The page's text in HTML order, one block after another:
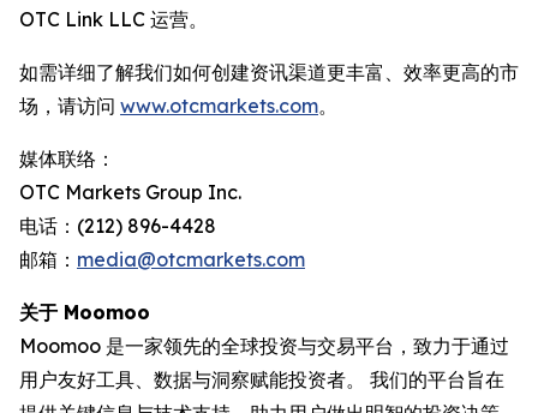
OTC Link LLC 运营。
如需详细了解我们如何创建资讯渠道更丰富、效率更高的市
场，请访问 www.otcmarkets.com。
媒体联络：
OTC Markets Group Inc.
电话：(212) 896-4428
邮箱： media@otcmarkets.com
关于 Moomoo
Moomoo 是一家领先的全球投资与交易平台，致力于通过
用户友好工具、数据与洞察赋能投资者。 我们的平台旨在